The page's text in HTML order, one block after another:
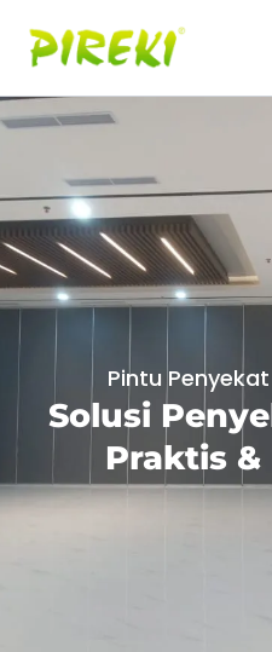
konten
Pintu
Solusi
Praktis